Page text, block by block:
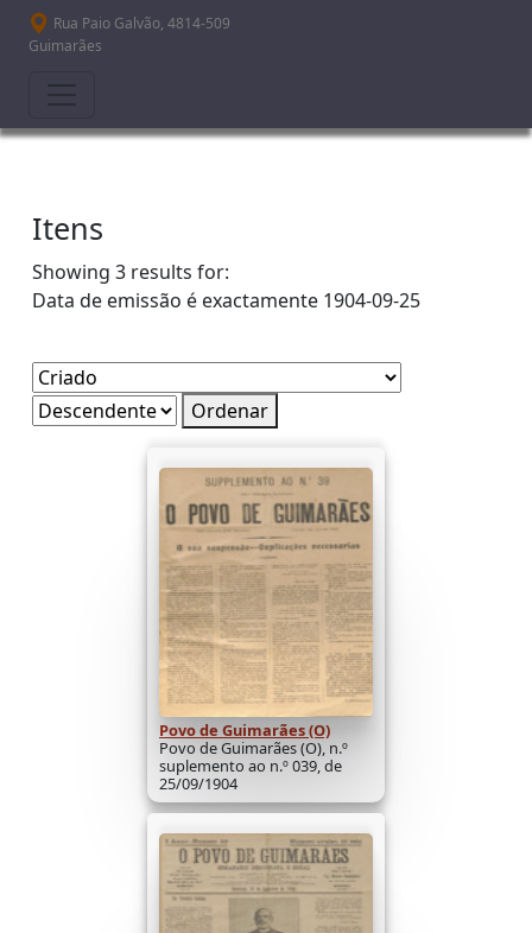
Passar para o conteúdo principal
Rua Paio Galvão, 4814-509
Guimarães
Itens
Showing 3 results for:
Data de emissão é exactamente 1904-09-25
Ordenar
Povo de Guimarães (O)
Povo de Guimarães (O), n.º
suplemento ao n.º 039, de
25/09/1904